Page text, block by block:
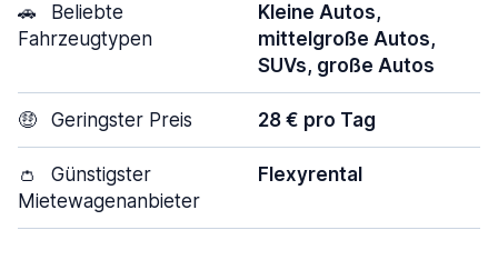
🚗
Beliebte
Fahrzeugtypen
Kleine Autos,
mittelgroße Autos,
SUVs, große Autos
🤑 Geringster Preis 28 € pro Tag
👛
Günstigster
Mietewagenanbieter
Flexyrental